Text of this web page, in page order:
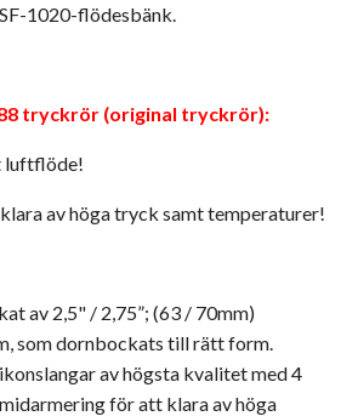
1020-flödesbänk.
tryckrör (original tryckrör):
av höga tryck samt temperaturer!
av 2,5" / 2,75”; (63 / 70mm)
som dornbockats till rätt form.
av högsta kvalitet med 4
för att klara av höga